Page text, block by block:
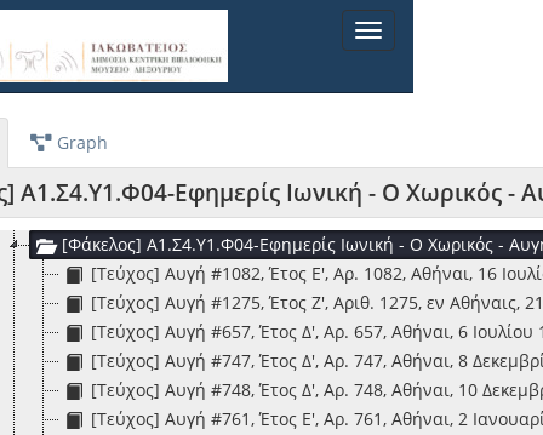
Toggle
navigation
Graph
Α1.Σ4.Υ1.Φ04-Εφημερίς Ιωνική - Ο Χωρικός -
[Σειρά] Α1.Σ1-Βιβλία
[Σειρά] Α1.Σ2-Φυλλάδια
[Σειρά] Α1.Σ3-Περιοδικές εκδόσεις (Περιοδικά και εφημερίδες)
[Σειρά] Α1.Σ4-Περιοδικές εκδόσεις 2 (Περιοδικά και εφημερίδες)
[Υπο-Σειρά] Α1.Σ4.Υ1-Λυτές εφημερίδες
[Φάκελος] Α1.Σ4.Υ1.Φ01-Ζιζάνιον (1ο μέρος)
[Φάκελος] Α1.Σ4.Υ1.Φ02-Ζιζάνιον (2ο μέρος)
[Φάκελος] Α1.Σ4.Υ1.Φ03-Ζιζάνιον (3ο μέρος)
[Φάκελος] Α1.Σ4.Υ1.Φ04-Εφημερίς Ιωνική - Ο Χωρικός -
[Τεύχος] Αυγή #1082, Έτος Ε', Αρ. 1082, Αθήναι, 16
[Τεύχος] Αυγή #1275, Έτος Ζ', Αριθ. 1275, εν Αθήναις,
[Τεύχος] Αυγή #657, Έτος Δ', Αρ. 657, Αθήναι, 6
[Τεύχος] Αυγή #747, Έτος Δ', Αρ. 747, Αθήναι, 8
[Τεύχος] Αυγή #748, Έτος Δ', Αρ. 748, Αθήναι, 10
[Τεύχος] Αυγή #761, Έτος Ε', Αρ. 761, Αθήναι, 2